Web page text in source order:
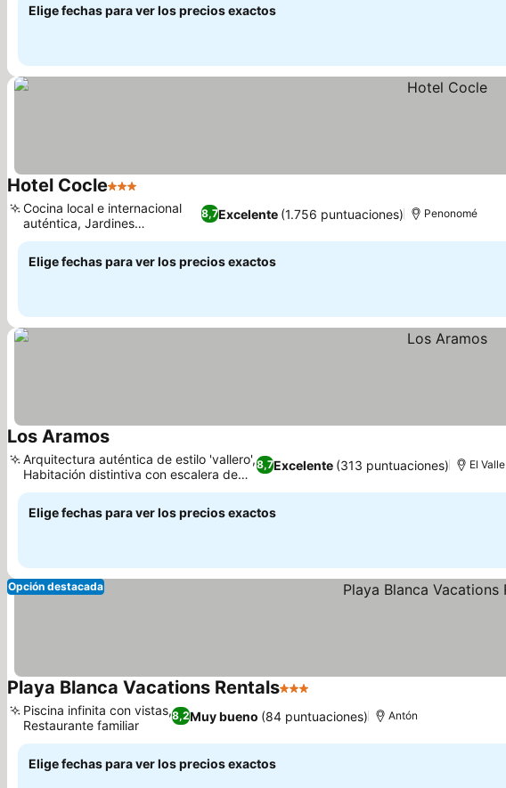
Elige fechas para ver los precios exactos
Hotel Cocle3 Estrellas
8,7Excelente (1.756 puntuaciones)
Cocina local e internacional
auténtica, Jardines
impecables
Penonomé
Elige fechas para ver los precios exactos
Los AramosVer precios
8,7Excelente (313 puntuaciones)
Arquitectura auténtica de estilo 'vallero',
Habitación distintiva con escalera de
caracol
El Valle
Elige fechas para ver los precios exactos
Opción destacada
Playa Blanca Vacations Rentals3 Estrellas
8,2Muy bueno (84 puntuaciones)
Piscina infinita con vistas,
Restaurante familiar
Antón
Elige fechas para ver los precios exactos